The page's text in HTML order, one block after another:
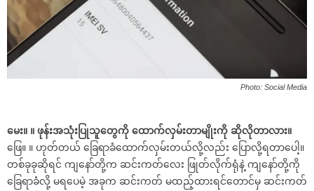
Photo: Social Media
မေး။ ။ ဖုန်းအသုံးပြုသူတွေကို ထောက်လှမ်းတာမျိုးကို ဆိုလိုတာလား။
ဖြေ။ ။ ဟုတ်တယ် ခြေရာခံထောက်လှမ်းတယ်လို့လည်း ပြောလို့ရတာပေါ့။
တစ်ခုခုဆိုရင် ကျနော်တို့က ဆင်းကတ်လေး ဖြုတ်လိုက်ရုံနဲ့ ကျနော်တို့ကို
ခြေရာခံလို့ မရပေမဲ့ အခုက ဆင်းကတ် မထည့်ထားရင်တောင်မှ ဆင်းကတ်